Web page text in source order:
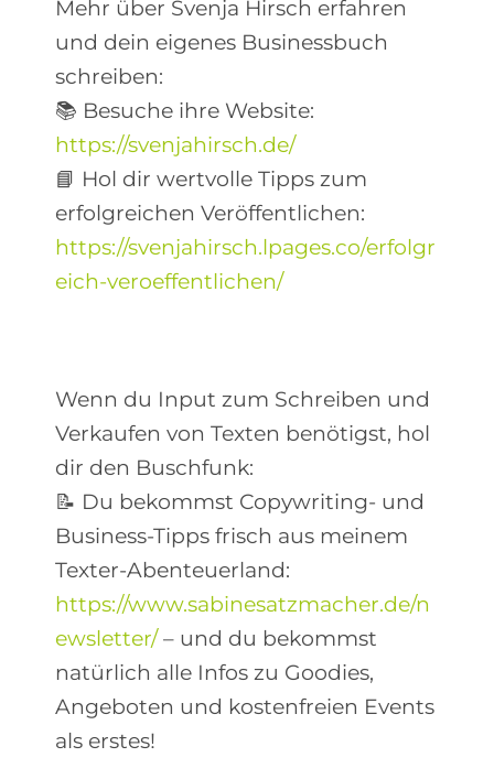
Mehr über Svenja Hirsch erfahren
und dein eigenes Businessbuch
schreiben:
📚 Besuche ihre Website:
https://svenjahirsch.de/
📘 Hol dir wertvolle Tipps zum
erfolgreichen Veröffentlichen:
https://svenjahirsch.lpages.co/erfolgr
eich-veroeffentlichen/
Wenn du Input zum Schreiben und
Verkaufen von Texten benötigst, hol
dir den Buschfunk:
📝 Du bekommst Copywriting- und
Business-Tipps frisch aus meinem
Texter-Abenteuerland:
https://www.sabinesatzmacher.de/n
ewsletter/– und du bekommst
natürlich alle Infos zu Goodies,
Angeboten und kostenfreien Events
als erstes!